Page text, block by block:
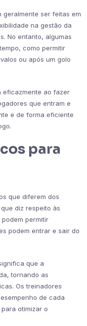
geralmente ser feitas em
na gestão da
No entanto, algumas
como permitir
ou após um golo
eficazmente ao fazer
que entram e
e de forma eficiente
para
que diferem dos
diz respeito às
permitir
podem entrar e sair do
que a
tornando as
Os treinadores
de cada
otimizar o